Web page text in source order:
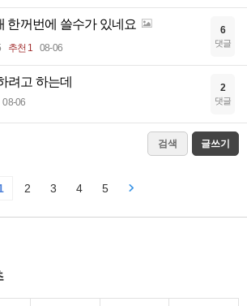
한꺼번에 쓸수가 있네요
추천 1 08-06
6
댓글
려고 하는데
08-06
2
댓글
검색 글쓰기
2 3 4 5